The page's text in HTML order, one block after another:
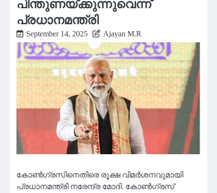
പിന്തുണയ്ക്കുന്നുവെന്ന്
പ്രധാനമന്ത്രി
September 14, 2025 Ajayan M.R
കോൺഗ്രസിനെതിരെ രൂക്ഷ വിമർശനവുമായി
പ്രധാനമന്ത്രി നരേന്ദ്ര മോദി. കോൺഗ്രസ്